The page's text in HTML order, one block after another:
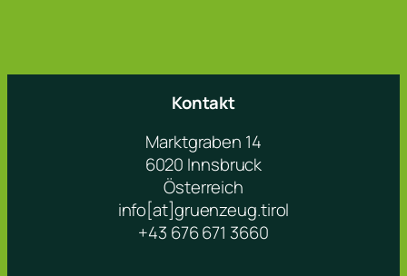
Kontakt
Marktgraben 14
6020 Innsbruck
Österreich
info[at]gruenzeug.tirol
+43 676 671 3660